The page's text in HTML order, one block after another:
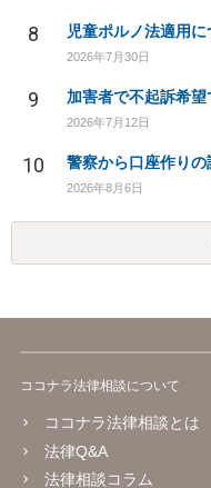
8 児童ポルノ法適用に
2026年7月30日
9 加害者で不起訴希望
2026年7月12日
10 警察から口座作りの
2026年8月6日
ココナラ法律相談について
ココナラ法律相談とは
法律Q&A
法律相談コラム